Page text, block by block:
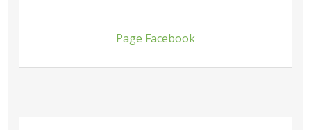
Page Facebook